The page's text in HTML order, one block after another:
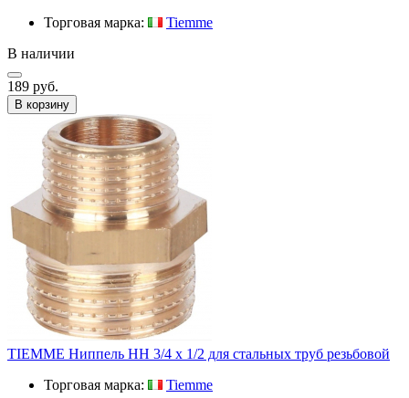
Торговая марка:
Tiemme
В наличии
189 руб.
В корзину
TIEMME Ниппель HH 3/4 х 1/2 для стальных труб резьбовой
Торговая марка:
Tiemme